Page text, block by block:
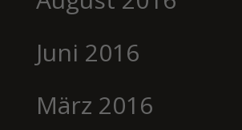
Juni 2016
März 2016